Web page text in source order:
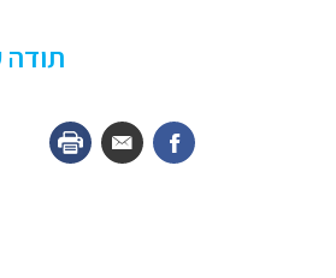
תודה